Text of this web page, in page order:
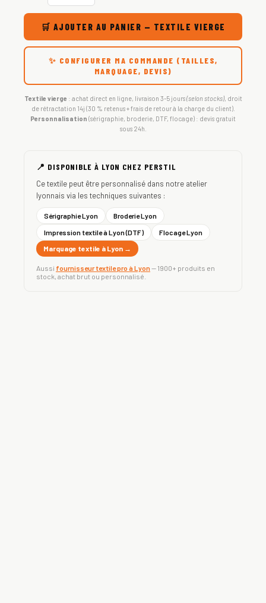
🛒 AJOUTER AU PANIER — TEXTILE VIERGE
✨ CONFIGURER MA COMMANDE (TAILLES,
MARQUAGE, DEVIS)
Textile vierge : achat direct en ligne, livraison 3-5 jours(selon stocks), droit
de rétractation 14j (30 % retenus + frais de retour à la charge du client).
Personnalisation (sérigraphie, broderie, DTF, flocage) : devis gratuit
sous 24h.
📍 DISPONIBLE À LYON CHEZ PERSTIL
Ce textile peut être personnalisé dans notre atelier
lyonnais via les techniques suivantes :
Sérigraphie Lyon
Broderie Lyon
Impression textile à Lyon (DTF)
Flocage Lyon
Marquage textile à Lyon →
Aussi fournisseur textile pro à Lyon— 1900+ produits en
stock, achat brut ou personnalisé.